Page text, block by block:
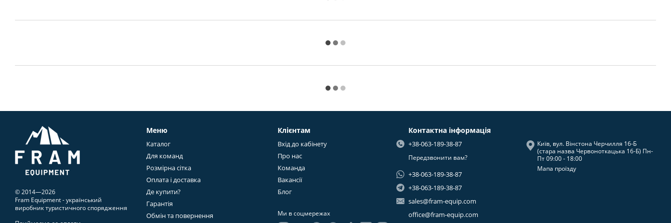
© 2014—2026
Fram Equipment - український
виробник туристичного спорядження
Меню
Каталог
Для команд
Розмірна сітка
Оплата і доставка
Де купити?
Гарантія
Обмін та повернення
Клієнтам
Вхід до кабінету
Про нас
Команда
Вакансії
Блог
Ми в соцмережах
Контактна інформація
+38-063-189-38-87
Передзвонити вам?
+38-063-189-38-87
+38-063-189-38-87
sales@fram-equip.com
office@fram-equip.com
Київ, вул. Вінстона Черчилля 16-Б
(стара назва Червоноткацька 16-Б) Пн-
Пт 09:00 - 18:00
Мапа проїзду